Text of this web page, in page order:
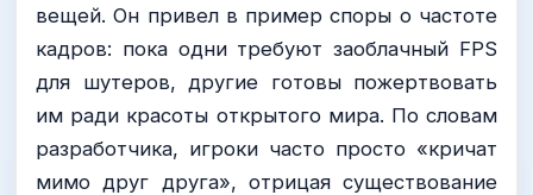
вещей. Он привел в пример споры о частоте
кадров: пока одни требуют заоблачный FPS
для шутеров, другие готовы пожертвовать
им ради красоты открытого мира. По словам
разработчика, игроки часто просто «кричат
мимо друг друга», отрицая существование